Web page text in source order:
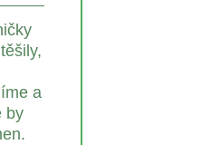
a
by